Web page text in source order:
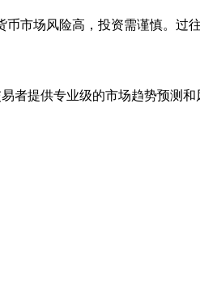
市场风险高，投资需谨慎。过
者提供专业级的市场趋势预测和